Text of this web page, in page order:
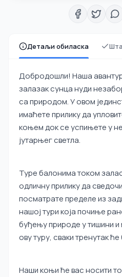
Детаљи обиласка
Добродошли! Наша
залазак сунца нуди
са природом. У овом
имаћете прилику да
коњем док се успињете у
јутарњег светла.
Туре балонима током
одличну прилику да
посматрате пределе из
нашој тури која почиње
буђењу природе у тишини
ову туру, сваки тренутак
Наши коњи ће вас носити